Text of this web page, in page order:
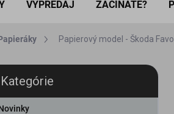
VÝPREDAJ ZAČÍNATE?
Papierový model - Škoda
Kategórie